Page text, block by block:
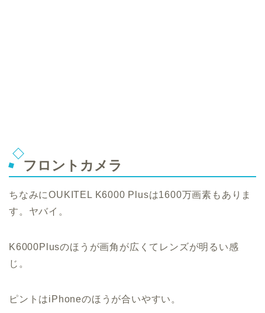
フロントカメラ
ちなみにOUKITEL K6000 Plusは1600万画素もありま
す。ヤバイ。
K6000Plusのほうが画角が広くてレンズが明るい感
じ。
ピントはiPhoneのほうが合いやすい。